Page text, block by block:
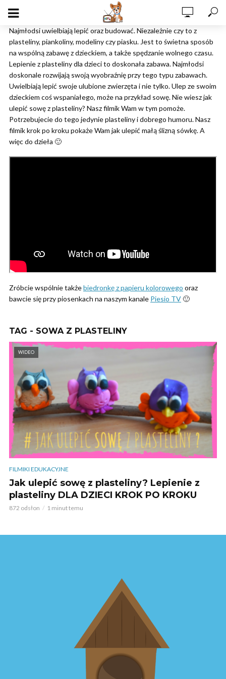
Najmłodsi uwielbiają lepić oraz budować. Niezależnie czy to z
plasteliny, piankoliny, modeliny czy piasku. Jest to świetna sposób
na wspólną zabawę z dzieckiem, a także spędzanie wolnego czasu.
Lepienie z plasteliny dla dzieci to doskonała zabawa. Najmłodsi
doskonale rozwijają swoją wyobraźnię przy tego typu zabawach.
Uwielbiają lepić swoje ulubione zwierzęta i nie tylko. Ulep ze swoim
dzieckiem coś wspaniałego, może na przykład sowę. Nie wiesz jak
ulepić sowę z plasteliny? Nasz filmik Wam w tym pomoże.
Potrzebujecie do tego jedynie plasteliny i dobrego humoru. Nasz
filmik krok po kroku pokaże Wam jak ulepić małą ślizną sówkę. A
więc do dzieła 🙂
Zróbcie wspólnie takżebiedronkę z papieru kolorowego oraz
bawcie się przy piosenkach na naszym kanale Piesio TV🙂
TAG - SOWA Z PLASTELINY
WIDEO
FILMIKI EDUKACYJNE
Jak ulepić sowę z plasteliny? Lepienie z
plasteliny DLA DZIECI KROK PO KROKU
872 odsłon 1 minut temu